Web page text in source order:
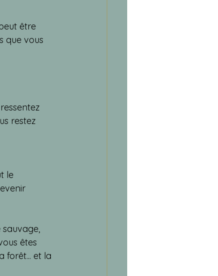
être
que vous
restez
le
êtes
forêt... et la